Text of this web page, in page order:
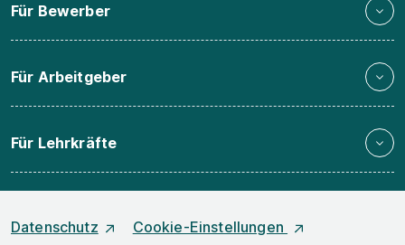
Für Bewerber
Für Arbeitgeber
Für Lehrkräfte
Datenschutz Cookie-Einstellungen